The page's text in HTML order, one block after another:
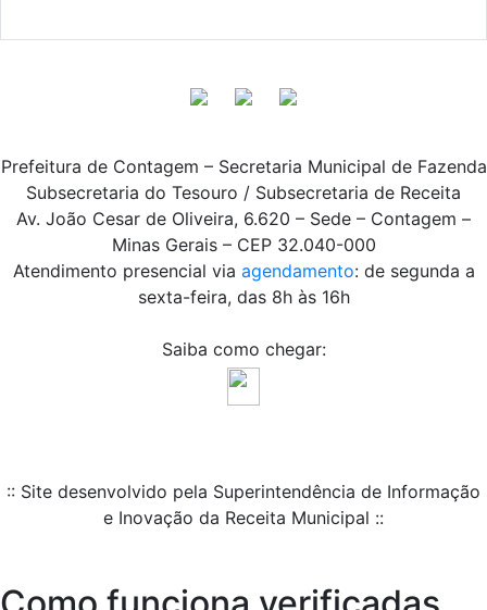
Prefeitura de Contagem – Secretaria Municipal de Fazenda
Subsecretaria do Tesouro / Subsecretaria de Receita
Av. João Cesar de Oliveira, 6.620 – Sede – Contagem –
Minas Gerais – CEP 32.040-000
Atendimento presencial via agendamento: de segunda a
sexta-feira, das 8h às 16h
Saiba como chegar:
:: Site desenvolvido pela Superintendência de Informação
e Inovação da Receita Municipal ::